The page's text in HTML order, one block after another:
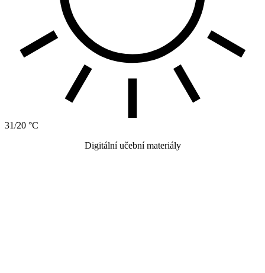
31/20 °C
Digitální učební materiály